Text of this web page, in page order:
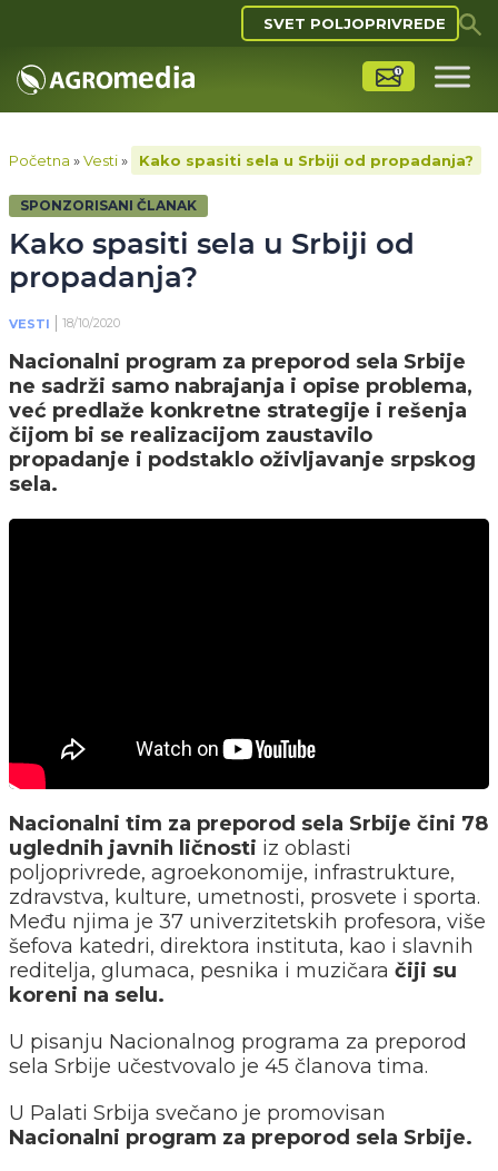
SVET POLJOPRIVREDE
Početna »Vesti» Kako spasiti sela u Srbiji od propadanja?
SPONZORISANI ČLANAK
Kako spasiti sela u Srbiji od
propadanja?
VESTI 18/10/2020
Nacionalni program za preporod sela Srbije
ne sadrži samo nabrajanja i opise problema,
već predlaže konkretne strategije i rešenja
čijom bi se realizacijom zaustavilo
propadanje i podstaklo oživljavanje srpskog
sela.
Nacionalni tim za preporod sela Srbije čini 78
uglednih javnih ličnosti iz oblasti
poljoprivrede, agroekonomije, infrastrukture,
zdravstva, kulture, umetnosti, prosvete i sporta.
Među njima je 37 univerzitetskih profesora, više
šefova katedri, direktora instituta, kao i slavnih
reditelja, glumaca, pesnika i muzičara čiji su
koreni na selu.
U pisanju Nacionalnog programa za preporod
sela Srbije učestvovalo je 45 članova tima.
U Palati Srbija svečano je promovisan
Nacionalni program za preporod sela Srbije.